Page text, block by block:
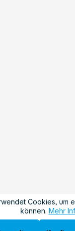
Cookies, um
können. Mehr